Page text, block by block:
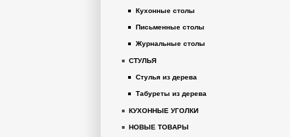
Кухонные столы
Письменные столы
Журнальные столы
СТУЛЬЯ
Стулья из дерева
Табуреты из дерева
КУХОННЫЕ УГОЛКИ
НОВЫЕ ТОВАРЫ